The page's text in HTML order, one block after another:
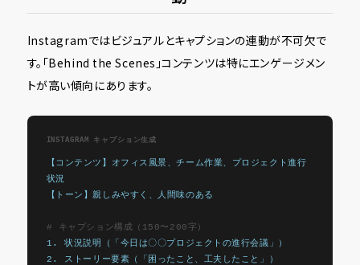
Instagramではビジュアルとキャプションの連動が不可欠で
す。「Behind the Scenes」コンテンツは特にエンゲージメン
トが高い傾向にあります。
INSTAGRAM キャプション生成
【コンテンツ】オフィス風景、チーム作業、プロジェクト進行
状況
【トーン】親しみやすく、人間味のある
# キャプション構成（150〜200字）
1. 状況説明（「今日は〇〇プロジェクトの進行会議」）
2. ストーリー要素（「困ったこと、工夫したこと」）